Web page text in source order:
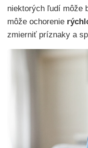
niektorých ľudí môže
môže ochorenie
zmierniť príznaky a